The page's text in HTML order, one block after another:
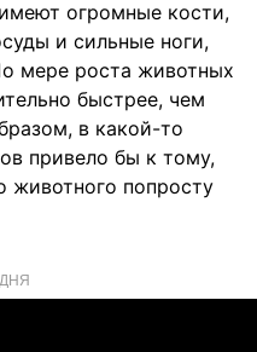
огромные кости,
и сильные ноги,
мере роста животных
быстрее, чем
в какой-то
привело бы к тому,
животного попросту